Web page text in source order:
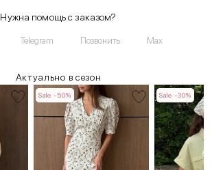
Нужна помощь с заказом?
Telegram Позвонить Max
Актуально в сезон
Sale -50% Sale -30%